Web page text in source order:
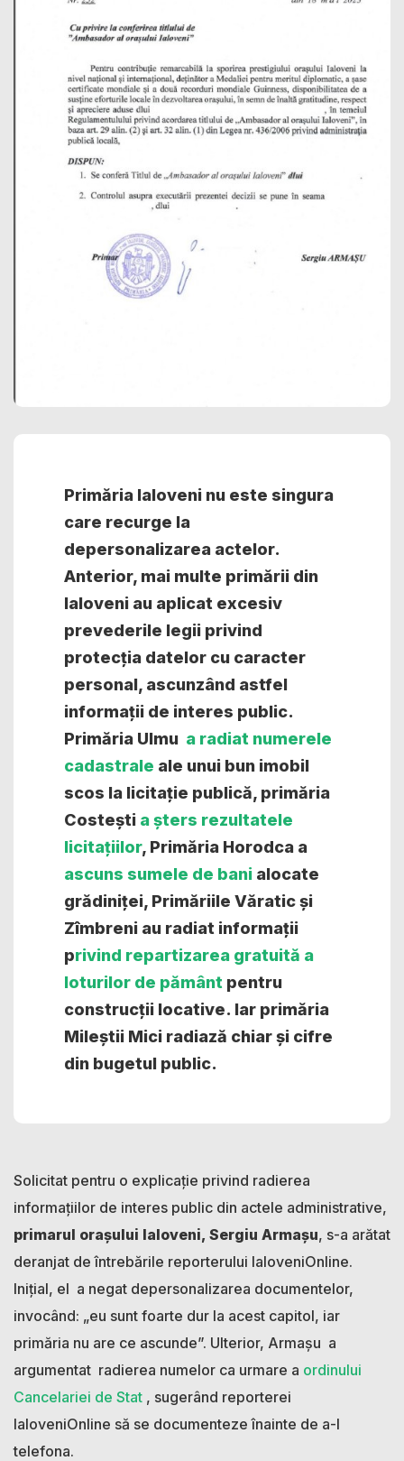
Primăria Ialoveni nu este singura
care recurge la
depersonalizarea actelor.
Anterior, mai multe primării din
Ialoveni au aplicat excesiv
prevederile legii privind
protecția datelor cu caracter
personal, ascunzând astfel
informații de interes public.
Primăria Ulmu a radiat numerele
cadastrale ale unui bun imobil
scos la licitație publică, primăria
Costești a șters rezultatele
licitațiilor, Primăria Horodca a
ascuns sumele de bani alocate
grădiniței, Primăriile Văratic și
Zîmbreni au radiat informații
privind repartizarea gratuită a
loturilor de pământ pentru
construcții locative. Iar primăria
Mileștii Mici radiază chiar și cifre
din bugetul public.
Solicitat pentru o explicație privind radierea
informațiilor de interes public din actele administrative,
primarul orașului Ialoveni, Sergiu Armașu, s-a arătat
deranjat de întrebările reporterului IaloveniOnline.
Inițial, el a negat depersonalizarea documentelor,
invocând: „eu sunt foarte dur la acest capitol, iar
primăria nu are ce ascunde”. Ulterior, Armașu a
argumentat radierea numelor ca urmare a ordinului
Cancelariei de Stat , sugerând reporterei
IaloveniOnline să se documenteze înainte de a-l
telefona.